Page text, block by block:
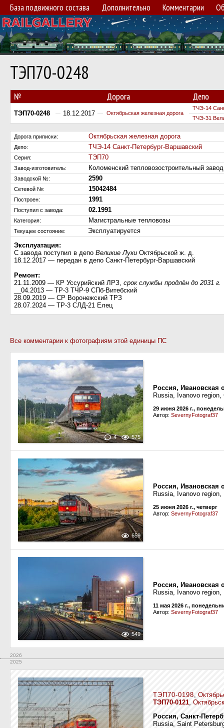
База подвижного состава Дополнительно Комментарии
ТЭП70-0248
№ Дорога Депо
ТЭП70-0248 18.12.2017 Октябрьская железная дорога
ТЧЭ-14
ТЧЭ-31
Дорога приписки: Октябрьская железная дорога
Депо: ТЧЭ-14 Санкт-Петербург-Варшавский
Серия: ТЭП70
Завод-изготовитель: Коломенский тепловозостроительный
Заводской №: 2590
Сетевой №: 15042484
Построен: 1991
Поступил c завода: 02.1991
Категория: Магистральные тепловозы
Текущее состояние:
Эксплуатируется
Эксплуатация:
С завода поступил в депо Великие Луки Октябрьской ж. д.
18.12.2017 — передан в депо Санкт-Петербург-Варшавский
Ремонт:
21.11.2009 — КР Уссурийский ЛРЗ, срок службы продлён до 2031 г.
__04.2013 — ТР-3 ТЧР-9 СПб-Витебский
28.09.2019 — СР Воронежский ТРЗ
28.07.2024 — ТР-3 СЛД-21 Елец
Все комментарии к фотографиям этой единицы ПС
4 575
Россия, Ивановская
Russia, Ivanovo
29 июня 2026 г.,
Автор: SevernyFotograf37
659
Россия, Ивановская
Russia, Ivanovo
25 июня 2026 г., четверг
Автор: SevernyFotograf37
549
Россия, Ивановская
Russia, Ivanovo
11 мая 2026 г.,
Автор: SevernyFotograf37
2026
2025
ТЭП70-0198,
ТЭП70-0121,
Россия, Санкт-
Russia, Saint